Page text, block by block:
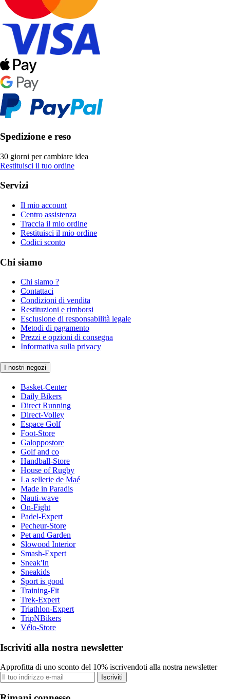
Spedizione e reso
30 giorni per cambiare idea
Restituisci il tuo ordine
Servizi
Il mio account
Centro assistenza
Traccia il mio ordine
Restituisci il mio ordine
Codici sconto
Chi siamo
Chi siamo ?
Contattaci
Condizioni di vendita
Restituzioni e rimborsi
Esclusione di responsabilità legale
Metodi di pagamento
Prezzi e opzioni di consegna
Informativa sulla privacy
I nostri negozi
Basket-Center
Daily Bikers
Direct Running
Direct-Volley
Espace Golf
Foot-Store
Galoppostore
Golf and co
Handball-Store
House of Rugby
La sellerie de Maé
Made in Paradis
Nauti-wave
On-Fight
Padel-Expert
Pecheur-Store
Pet and Garden
Slowood Interior
Smash-Expert
Sneak'In
Sneakids
Sport is good
Training-Fit
Trek-Expert
Triathlon-Expert
TripNBikers
Vélo-Store
Iscriviti alla nostra newsletter
Approfitta di uno sconto del 10% iscrivendoti alla nostra newsletter
Iscriviti